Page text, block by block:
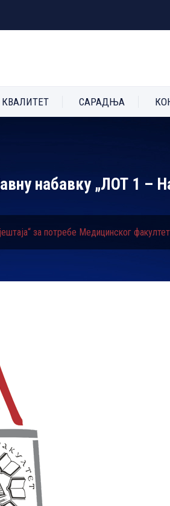
КВАЛИТЕТ САРАДЊА
набавку „ЛОТ 1 –
за потребе Медицинског